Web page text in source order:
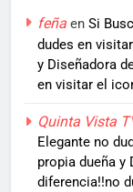
feña en Si
dudes en
y Diseñadora
en visitar el
Quinta Vista
Elegante no
propia dueña y
diferencia!!no